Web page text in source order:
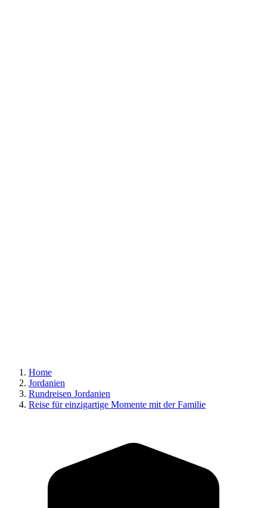
Home
Jordanien
Rundreisen Jordanien
Reise für einzigartige Momente mit der Familie